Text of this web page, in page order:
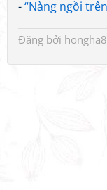
-“Nàng ngồi
Đăng bởi